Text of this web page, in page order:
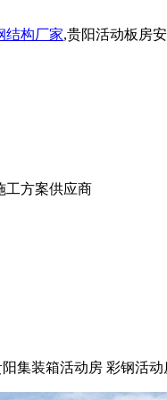
结构厂家,贵阳活动板房
工方案供应商
集装箱活动房 彩钢活动